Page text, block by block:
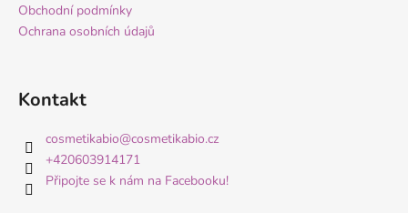
Obchodní podmínky
Ochrana osobních údajů
Kontakt
cosmetikabio@cosmetikabio.cz
+420603914171
Připojte se k nám na Facebooku!